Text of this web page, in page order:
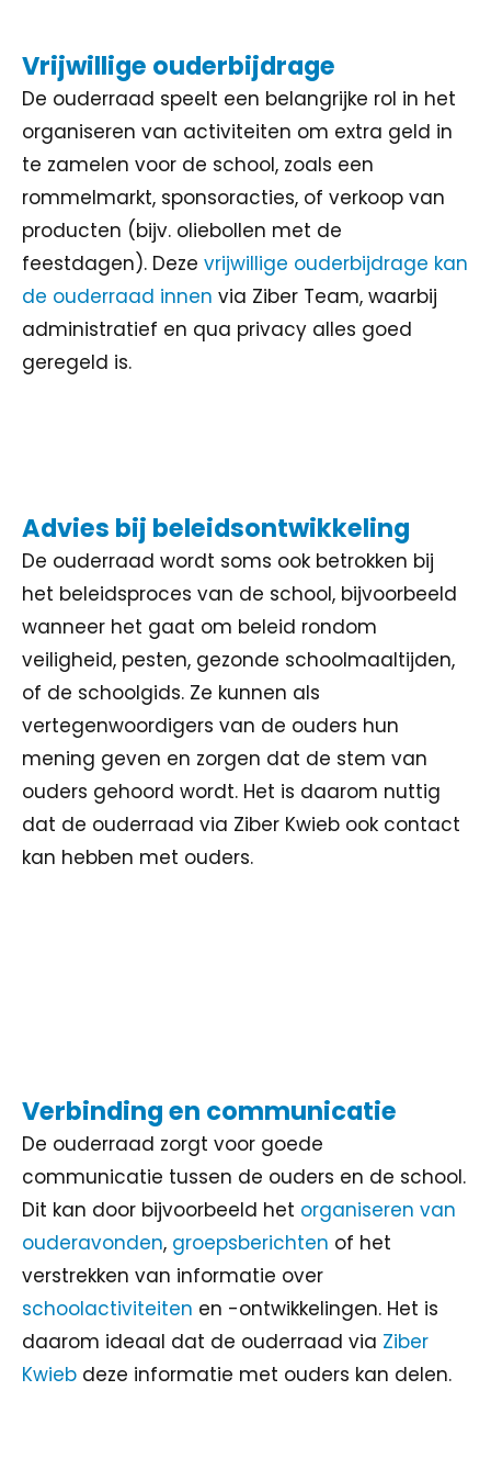
Vrijwillige ouderbijdrage
De ouderraad speelt een belangrijke rol in het
organiseren van activiteiten om extra geld in
te zamelen voor de school, zoals een
rommelmarkt, sponsoracties, of verkoop van
producten (bijv. oliebollen met de
feestdagen). Deze vrijwillige ouderbijdrage kan
de ouderraad innen via Ziber Team, waarbij
administratief en qua privacy alles goed
geregeld is.
Advies bij beleidsontwikkeling
De ouderraad wordt soms ook betrokken bij
het beleidsproces van de school, bijvoorbeeld
wanneer het gaat om beleid rondom
veiligheid, pesten, gezonde schoolmaaltijden,
of de schoolgids. Ze kunnen als
vertegenwoordigers van de ouders hun
mening geven en zorgen dat de stem van
ouders gehoord wordt. Het is daarom nuttig
dat de ouderraad via Ziber Kwieb ook contact
kan hebben met ouders.
Verbinding en communicatie
De ouderraad zorgt voor goede
communicatie tussen de ouders en de school.
Dit kan door bijvoorbeeld het organiseren van
ouderavonden, groepsberichten of het
verstrekken van informatie over
schoolactiviteiten en -ontwikkelingen. Het is
daarom ideaal dat de ouderraad via Ziber
Kwieb deze informatie met ouders kan delen.